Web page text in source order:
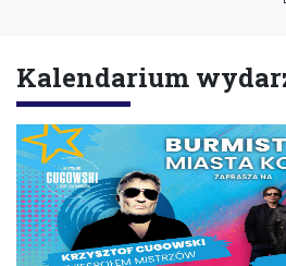
Kalendarium